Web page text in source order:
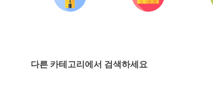
다른 카테고리에서 검색하세요